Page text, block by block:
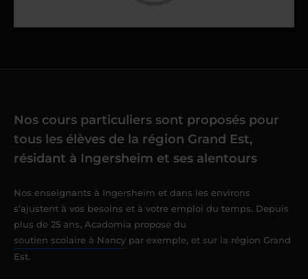
Nos cours particuliers sont proposés pour
tous les élèves de la région Grand Est,
résidant à Ingersheim et ses alentours
Nos enseignants à Ingersheim et dans les environs
s’ajustent à vos besoins et à votre emploi du temps. Depuis
plus de 25 ans, Acadomia propose du
soutien scolaire à Nancy par exemple, et sur la région Grand
Est.